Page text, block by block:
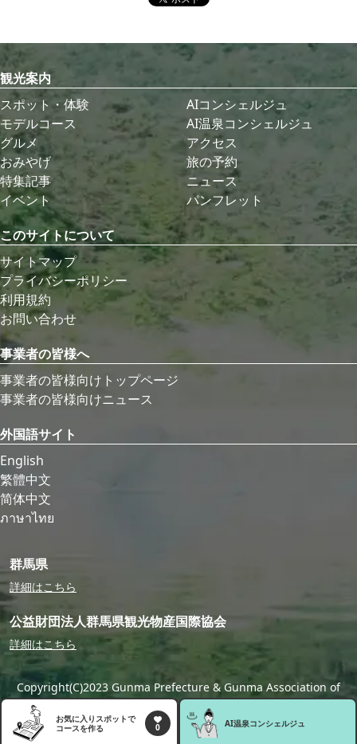
お気に入りスポットで
コースを作る
0 AI温泉コンシェルジュ
観光案内
スポット・体験
モデルコース
グルメ
おみやげ
特集記事
イベント
AIコンシェルジュ
AI温泉コンシェルジュ
アクセス
旅の予約
ニュース
パンフレット
このサイトについて
サイトマップ
プライバシーポリシー
利用規約
お問い合わせ
事業者の皆様へ
事業者の皆様向けトップページ
事業者の皆様向けニュース
外国語サイト
English
繁體中文
简体中文
ภาษาไทย
群馬県
詳細はこちら
公益財団法人群馬県観光物産国際協会
詳細はこちら
Copyright(C)2023 Gunma Prefecture & Gunma Association of
Tourism,Local Products & International Exchange